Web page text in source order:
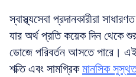
স্বাস্থ্যসেবা প্রদানকারীরা
যার অর্থ প্রতি কয়েক দিন থেকে
ডোজে পরিবর্তন আসতে পারে। এই
শক্তি এবং সামগ্রিক মানসিক